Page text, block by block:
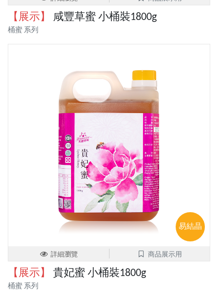
【展示】 咸豐草蜜 小桶裝1800g
桶蜜 系列
易結晶
詳細瀏覽 商品展示用
【展示】 貴妃蜜 小桶裝1800g
桶蜜 系列